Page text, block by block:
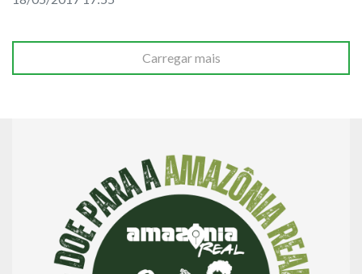
Carregar mais